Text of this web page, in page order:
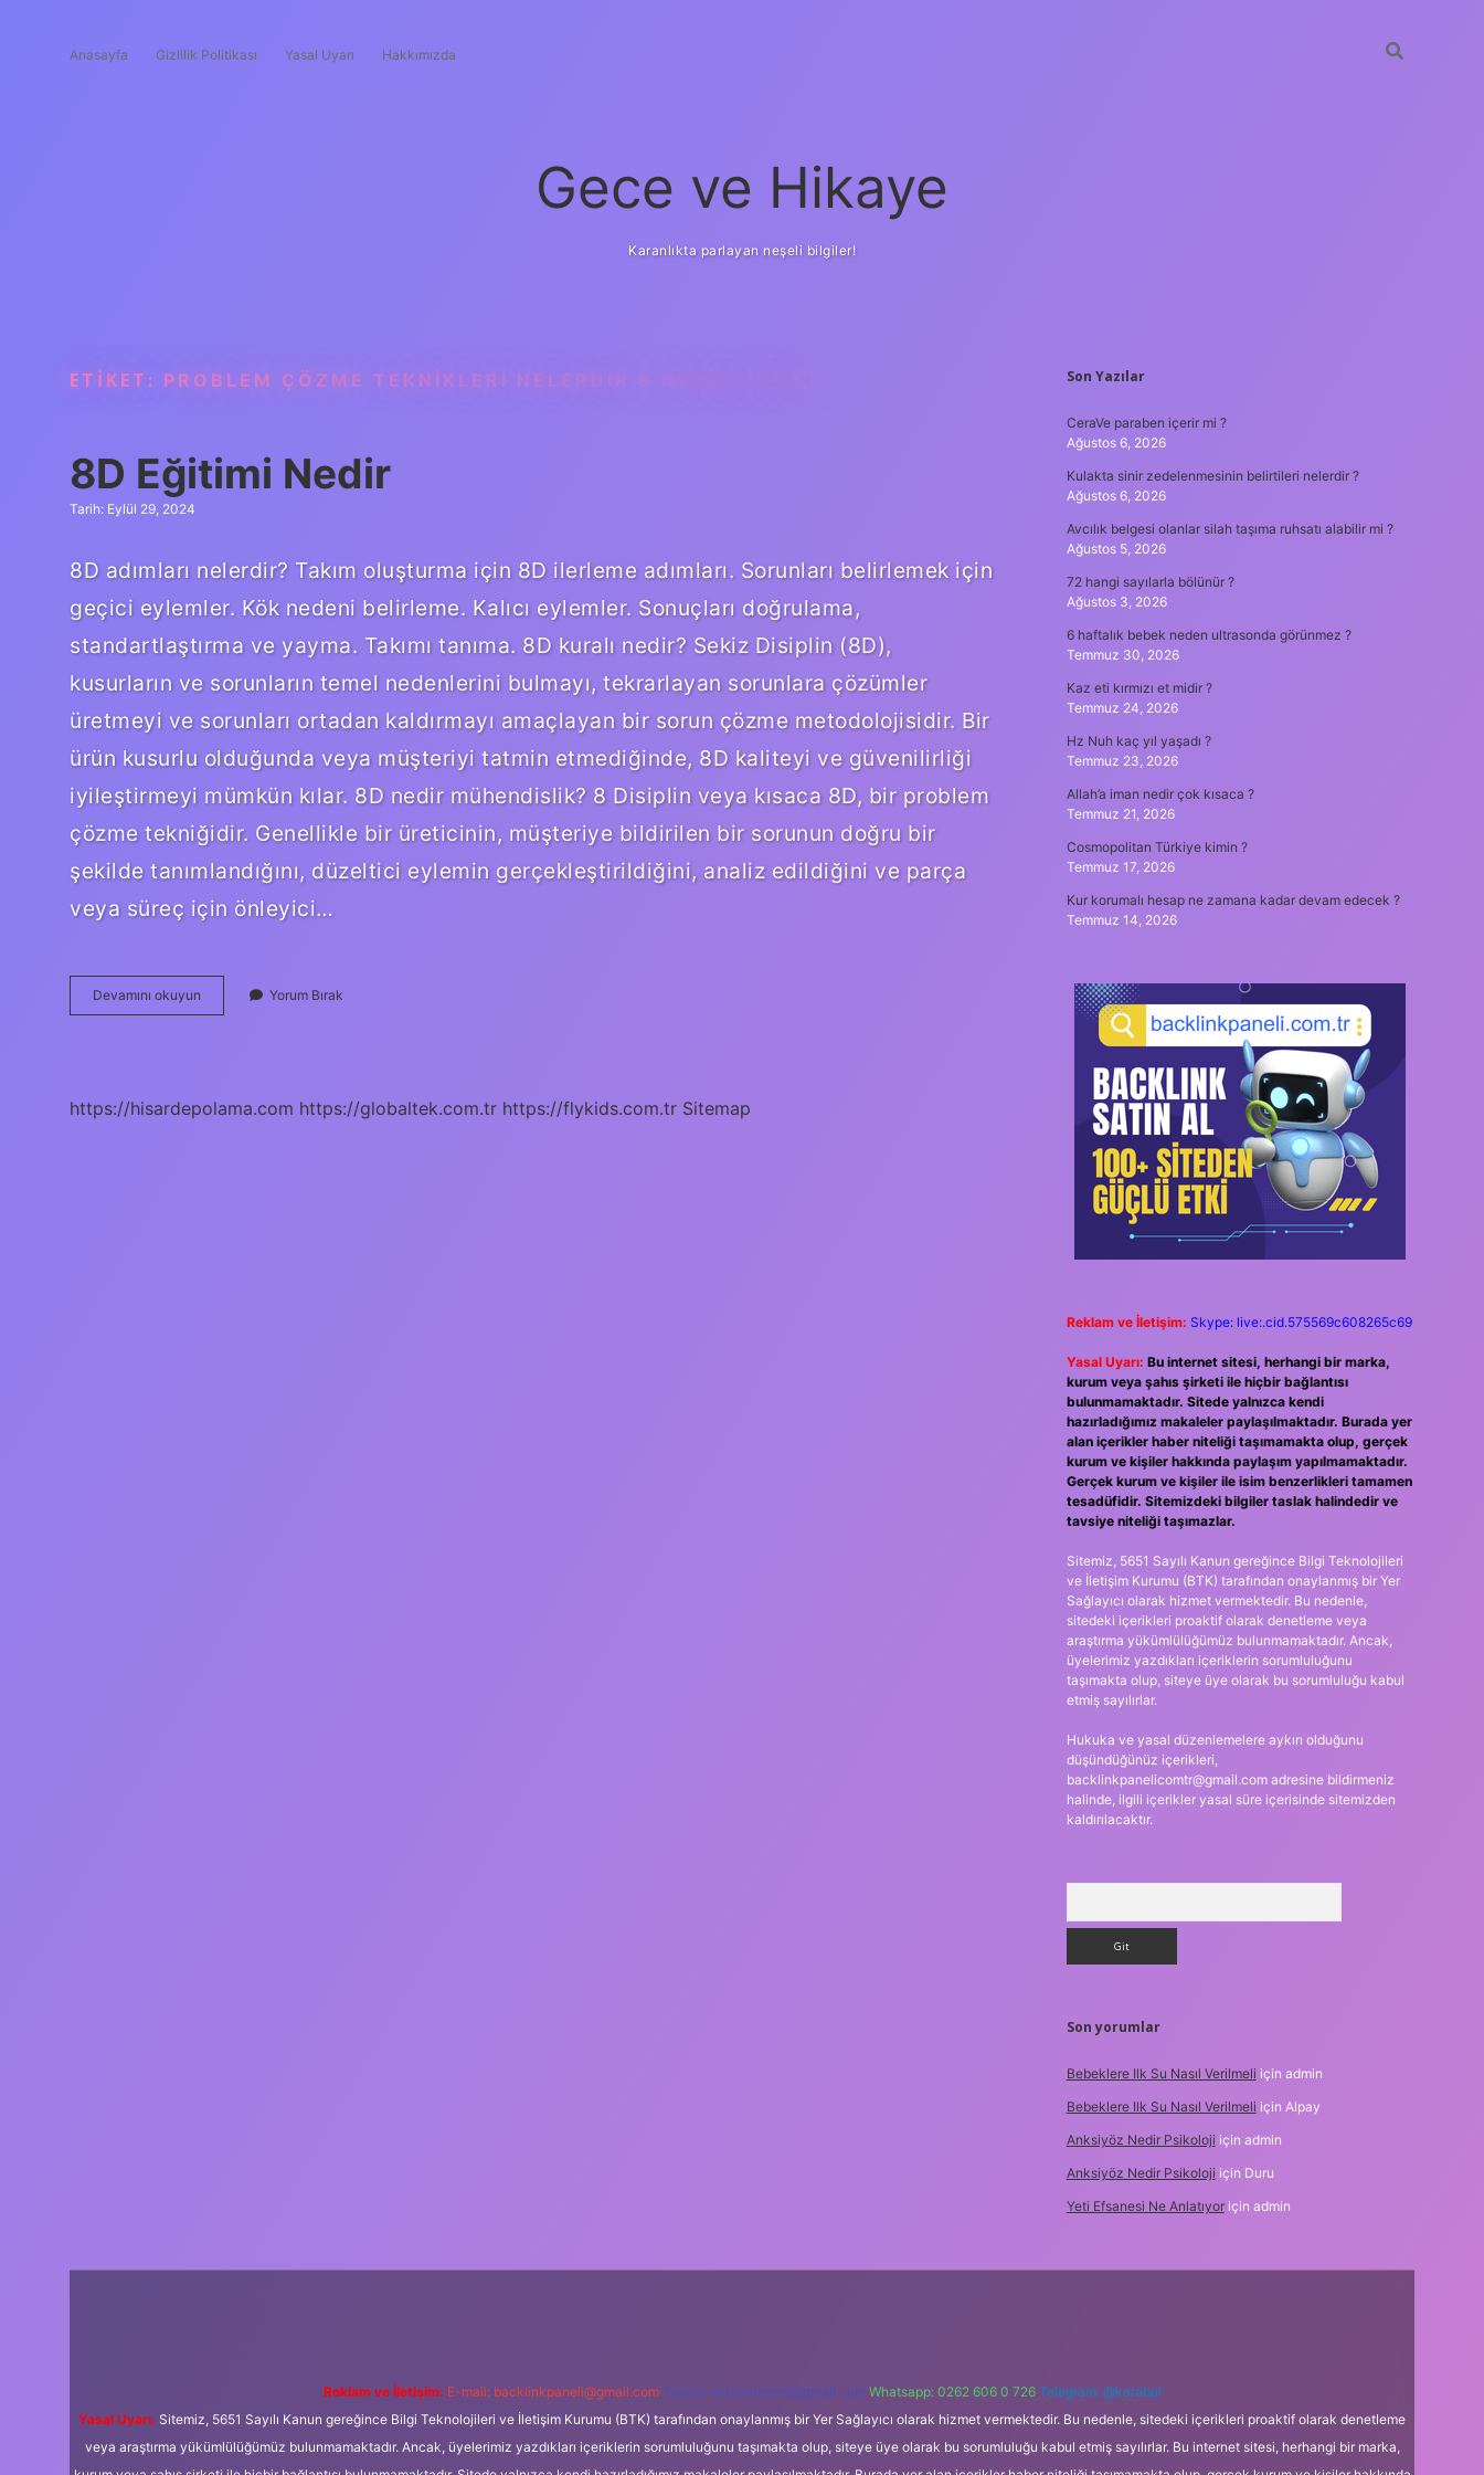
Anasayfa Gizlilik Politikası Yasal Uyarı Hakkımızda
Gece ve Hikaye
Karanlıkta parlayan neşeli bilgiler!
ETIKET: PROBLEM ÇÖZME TEKNIKLERI NELERDIR 8 ADIMLI OLAN
8D Eğitimi Nedir
Tarih: Eylül 29, 2024
8D adımları nelerdir? Takım oluşturma için 8D ilerleme adımları. Sorunları belirlemek için
geçici eylemler. Kök nedeni belirleme. Kalıcı eylemler. Sonuçları doğrulama,
standartlaştırma ve yayma. Takımı tanıma. 8D kuralı nedir? Sekiz Disiplin (8D),
kusurların ve sorunların temel nedenlerini bulmayı, tekrarlayan sorunlara çözümler
üretmeyi ve sorunları ortadan kaldırmayı amaçlayan bir sorun çözme metodolojisidir. Bir
ürün kusurlu olduğunda veya müşteriyi tatmin etmediğinde, 8D kaliteyi ve güvenilirliği
iyileştirmeyi mümkün kılar. 8D nedir mühendislik? 8 Disiplin veya kısaca 8D, bir problem
çözme tekniğidir. Genellikle bir üreticinin, müşteriye bildirilen bir sorunun doğru bir
şekilde tanımlandığını, düzeltici eylemin gerçekleştirildiğini, analiz edildiğini ve parça
veya süreç için önleyici…
Devamını okuyun
Eğitimi
Yorum Bırak
https://hisardepolama.com https://globaltek.com.tr https://flykids.com.tr Sitemap
SIDEBAR
Son Yazılar
CeraVe paraben içerir mi ?
Ağustos 6, 2026
Kulakta sinir zedelenmesinin belirtileri nelerdir ?
Ağustos 6, 2026
Avcılık belgesi olanlar silah taşıma ruhsatı alabilir mi ?
Ağustos 5, 2026
72 hangi sayılarla bölünür ?
Ağustos 3, 2026
6 haftalık bebek neden ultrasonda görünmez ?
Temmuz 30, 2026
Kaz eti kırmızı et midir ?
Temmuz 24, 2026
Hz Nuh kaç yıl yaşadı ?
Temmuz 23, 2026
Allah’a iman nedir çok kısaca ?
Temmuz 21, 2026
Cosmopolitan Türkiye kimin ?
Temmuz 17, 2026
Kur korumalı hesap ne zamana kadar devam edecek ?
Temmuz 14, 2026
Reklam ve İletişim: Skype: live:.cid.575569c608265c69
Yasal Uyarı: Bu internet sitesi, herhangi bir marka,
kurum veya şahıs şirketi ile hiçbir bağlantısı
bulunmamaktadır. Sitede yalnızca kendi
hazırladığımız makaleler paylaşılmaktadır. Burada yer
alan içerikler haber niteliği taşımamakta olup, gerçek
kurum ve kişiler hakkında paylaşım yapılmamaktadır.
Gerçek kurum ve kişiler ile isim benzerlikleri tamamen
tesadüfidir. Sitemizdeki bilgiler taslak halindedir ve
tavsiye niteliği taşımazlar.
Sitemiz, 5651 Sayılı Kanun gereğince Bilgi Teknolojileri
ve İletişim Kurumu (BTK) tarafından onaylanmış bir Yer
Sağlayıcı olarak hizmet vermektedir. Bu nedenle,
sitedeki içerikleri proaktif olarak denetleme veya
araştırma yükümlülüğümüz bulunmamaktadır. Ancak,
üyelerimiz yazdıkları içeriklerin sorumluluğunu
taşımakta olup, siteye üye olarak bu sorumluluğu kabul
etmiş sayılırlar.
Hukuka ve yasal düzenlemelere aykırı olduğunu
düşündüğünüz içerikleri,
backlinkpanelicomtr@gmail.comadresine bildirmeniz
halinde, ilgili içerikler yasal süre içerisinde sitemizden
kaldırılacaktır.
Son yorumlar
Bebeklere Ilk Su Nasıl Verilmeli için admin
Bebeklere Ilk Su Nasıl Verilmeli için Alpay
Anksiyöz Nedir Psikoloji için admin
Anksiyöz Nedir Psikoloji için Duru
Yeti Efsanesi Ne Anlatıyoriçin admin
Reklam ve İletişim: E-mail: backlinkpaneli@gmail.com Teams: forumhizmeti@gmail.com Whatsapp: 0262 606 0 726 Telegram: @karabul
Yasal Uyarı: Sitemiz, 5651 Sayılı Kanun gereğince Bilgi Teknolojileri ve İletişim Kurumu (BTK) tarafından onaylanmış bir Yer Sağlayıcı olarak hizmet vermektedir. Bu nedenle, sitedeki içerikleri proaktif olarak denetleme
veya araştırma yükümlülüğümüz bulunmamaktadır. Ancak, üyelerimiz yazdıkları içeriklerin sorumluluğunu taşımakta olup, siteye üye olarak bu sorumluluğu kabul etmiş sayılırlar. Bu internet sitesi, herhangi bir marka,